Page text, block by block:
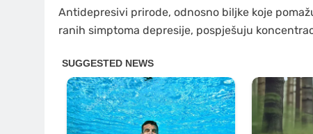
Antidepresivi prirode, odnosno biljke koje
ranih simptoma depresije, pospješuju